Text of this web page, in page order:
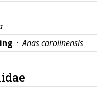
·Anas carolinensis